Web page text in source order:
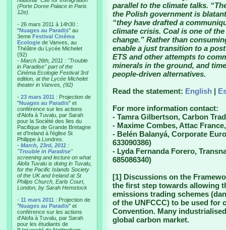
(Porte Doree Palace in Paris
12e).
- 26 mars 2011 à 14h30 :
"Nuages au Paradis" au
3eme Festival Cinéma
Ecologie de Vanves, au
Théâtre du Lycée Michelet
(92)
- March 26th, 2011 : "Trouble
in Paradise" part of the
Cinéma Ecologie Festival 3rd
edition, at the Lycée Michelet
theater in Vanves, (92)
- 23 mars 2011 : Projection de
"Nuages au Paradis" et
conférence sur les actions
d'Alofa à Tuvalu, par Sarah
pour la Société des Iles du
Pacifique de Grande Bretagne
et d'Ireland à l'église St
Philippe à Londres.
- March, 23rd, 2011 :
"Trouble in Paradise"
screening and lecture on what
Alofa Tuvalu is doing in Tuvalu,
for the Pacific Islands Society
of the UK and Ireland at St
Philips Church, Earls Court,
London, by Sarah Hemstock
- 11 mars 2011 : Projection de
"Nuages au Paradis" et
conférence sur les actions
d'Alofa à Tuvalu, par Sarah
pour les étudiants de
parallel to the climate talks.
the Polish government is
“they have drafted a
climate crisis. Coal is one of
change.” Rather than
enable a just transition to a
ETS and other attempts to
minerals in the ground, and
people-driven alternatives.
Read the statement: English |
For more information contact:
- Tamra Gilbertson, Carbon
- Maxime Combes, Attac
- Belén Balanyá, Corporate
633090386)
- Lyda Fernanda Forero,
685086340)
[1] Discussions on the
the first step towards allowing
emissions trading schemes
of the UNFCCC) to be used for
Convention. Many
global carbon market.